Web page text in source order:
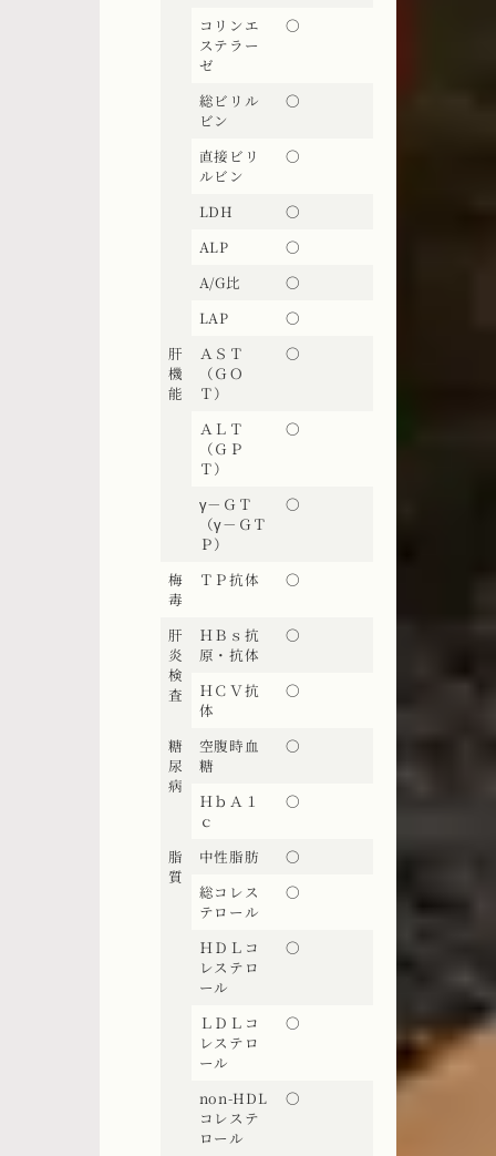
コリンエ
ステラー
ゼ
〇
総ビリル
ビン
〇
直接ビリ
ルビン
〇
LDH
〇
ALP
〇
A/G比
〇
LAP
〇
肝
機
能
ＡＳＴ
（ＧＯ
Ｔ）
〇
ＡＬＴ
（ＧＰ
Ｔ）
〇
γ－ＧＴ
（γ－ＧＴ
Ｐ）
〇
梅
毒
ＴＰ抗体 〇
肝
炎
検
査
ＨＢｓ抗
原・抗体
〇
ＨＣＶ抗
体
〇
糖
尿
病
空腹時血
糖
〇
ＨｂＡ１
ｃ
〇
脂
質
中性脂肪
〇
総コレス
テロール
〇
ＨＤＬコ
レステロ
ール
〇
ＬＤＬコ
レステロ
ール
〇
non-HDL
コレステ
ロール
〇